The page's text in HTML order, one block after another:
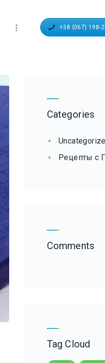
+38 (067) 198-
Categories
Рецепты с
Comments
Tag Cloud